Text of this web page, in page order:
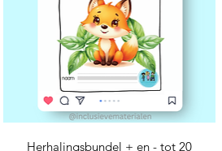
Snel overzicht
Herhalingsbundel + en - tot 20